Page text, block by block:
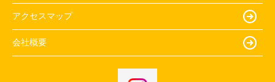
アクセスマップ
会社概要